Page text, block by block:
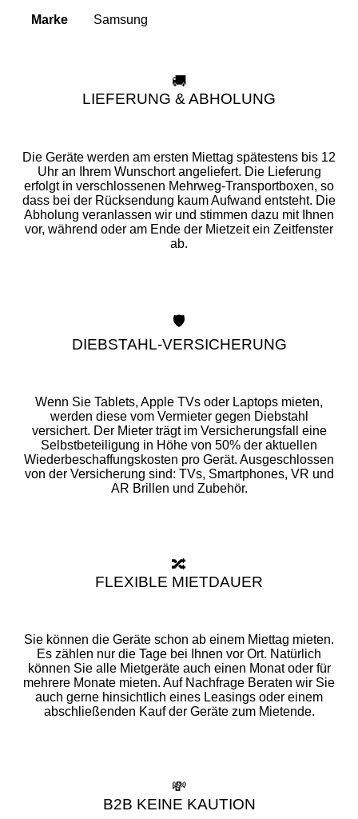
Marke Samsung
🚚
LIEFERUNG & ABHOLUNG
Die Geräte werden am ersten Miettag spätestens bis 12
Uhr an Ihrem Wunschort angeliefert. Die Lieferung
erfolgt in verschlossenen Mehrweg-Transportboxen, so
dass bei der Rücksendung kaum Aufwand entsteht. Die
Abholung veranlassen wir und stimmen dazu mit Ihnen
vor, während oder am Ende der Mietzeit ein Zeitfenster
ab.
🛡️
DIEBSTAHL-VERSICHERUNG
Wenn Sie Tablets, Apple TVs oder Laptops mieten,
werden diese vom Vermieter gegen Diebstahl
versichert. Der Mieter trägt im Versicherungsfall eine
Selbstbeteiligung in Höhe von 50% der aktuellen
Wiederbeschaffungskosten pro Gerät. Ausgeschlossen
von der Versicherung sind: TVs, Smartphones, VR und
AR Brillen und Zubehör.
🔀
FLEXIBLE MIETDAUER
Sie können die Geräte schon ab einem Miettag mieten.
Es zählen nur die Tage bei Ihnen vor Ort. Natürlich
können Sie alle Mietgeräte auch einen Monat oder für
mehrere Monate mieten. Auf Nachfrage Beraten wir Sie
auch gerne hinsichtlich eines Leasings oder einem
abschließenden Kauf der Geräte zum Mietende.
💸
B2B KEINE KAUTION